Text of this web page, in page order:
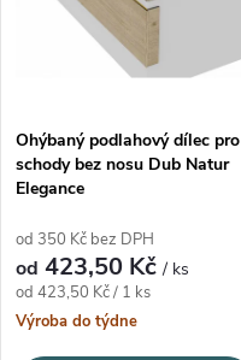
Ohýbaný podlahový dílec pro
schody bez nosu Dub Natur
Elegance
od 350 Kč bez DPH
od 423,50 Kč/ ks
Měrná cena:
od 423,50 Kč / 1 ks
Výroba do týdne